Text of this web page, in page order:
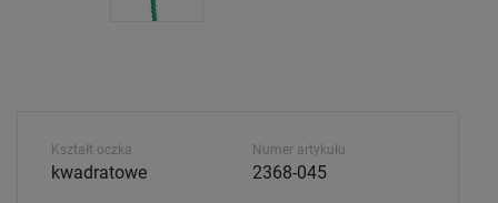
Kształt oczka
kwadratowe
Numer artykułu
2368-045